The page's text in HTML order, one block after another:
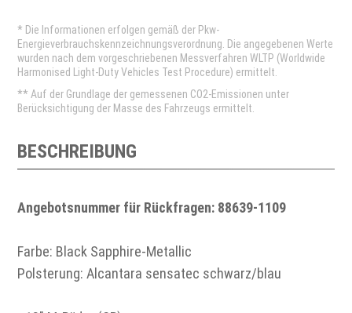
* Die Informationen erfolgen gemäß der Pkw-
Energieverbrauchskennzeichnungsverordnung. Die angegebenen Werte
wurden nach dem vorgeschriebenen Messverfahren WLTP (Worldwide
Harmonised Light-Duty Vehicles Test Procedure) ermittelt.
** Auf der Grundlage der gemessenen CO2-Emissionen unter
Berücksichtigung der Masse des Fahrzeugs ermittelt.
BESCHREIBUNG
Angebotsnummer für Rückfragen: 88639-1109
Farbe: Black Sapphire-Metallic
Polsterung: Alcantara sensatec schwarz/blau